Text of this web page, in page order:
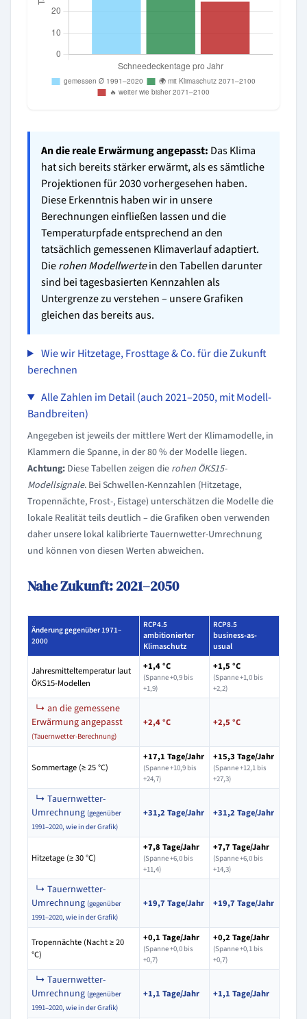
An die reale Erwärmung angepasst: Das Klima
hat sich bereits stärker erwärmt, als es sämtliche
Projektionen für 2030 vorhergesehen haben.
Diese Erkenntnis haben wir in unsere
Berechnungen einfließen lassen und die
Temperaturpfade entsprechend an den
tatsächlich gemessenen Klimaverlauf adaptiert.
Dierohen Modellwertein den Tabellen darunter
sind bei tagesbasierten Kennzahlen als
Untergrenze zu verstehen – unsere Grafiken
gleichen das bereits aus.
Wie wir Hitzetage, Frosttage & Co. für die Zukunft
berechnen
Alle Zahlen im Detail (auch 2021–2050, mit Modell-
Bandbreiten)
Angegeben ist jeweils der mittlere Wert der Klimamodelle, in
Klammern die Spanne, in der 80 % der Modelle liegen.
Achtung: Diese Tabellen zeigen die rohen ÖKS15-
Modellsignale. Bei Schwellen-Kennzahlen (Hitzetage,
Tropennächte, Frost-, Eistage) unterschätzen die Modelle die
lokale Realität teils deutlich – die Grafiken oben verwenden
daher unsere lokal kalibrierte Tauernwetter-Umrechnung
und können von diesen Werten abweichen.
Nahe Zukunft: 2021–2050
Änderung gegenüber 1971–
2000
RCP4.5
ambitionierter
Klimaschutz
RCP8.5
business-as-
usual
Jahresmitteltemperatur laut
ÖKS15-Modellen
+1,4 °C
(Spanne +0,9 bis
+1,9)
+1,5 °C
(Spanne +1,0 bis
+2,2)
↳ an die gemessene
Erwärmung angepasst
(Tauernwetter-Berechnung)
+2,4 °C +2,5 °C
Sommertage (≥ 25 °C)
+17,1 Tage/Jahr
(Spanne +10,9 bis
+24,7)
+15,3 Tage/Jahr
(Spanne +12,1 bis
+27,3)
↳ Tauernwetter-
Umrechnung (gegenüber
1991–2020, wie in der Grafik)
+31,2 Tage/Jahr +31,2 Tage/Jahr
Hitzetage (≥ 30 °C)
+7,8 Tage/Jahr
(Spanne +6,0 bis
+11,4)
+7,7 Tage/Jahr
(Spanne +6,0 bis
+14,3)
↳ Tauernwetter-
Umrechnung (gegenüber
1991–2020, wie in der Grafik)
+19,7 Tage/Jahr +19,7 Tage/Jahr
Tropennächte (Nacht ≥ 20
°C)
+0,1 Tage/Jahr
(Spanne +0,0 bis
+0,7)
+0,2 Tage/Jahr
(Spanne +0,1 bis
+0,7)
↳ Tauernwetter-
Umrechnung (gegenüber
1991–2020, wie in der Grafik)
+1,1 Tage/Jahr +1,1 Tage/Jahr